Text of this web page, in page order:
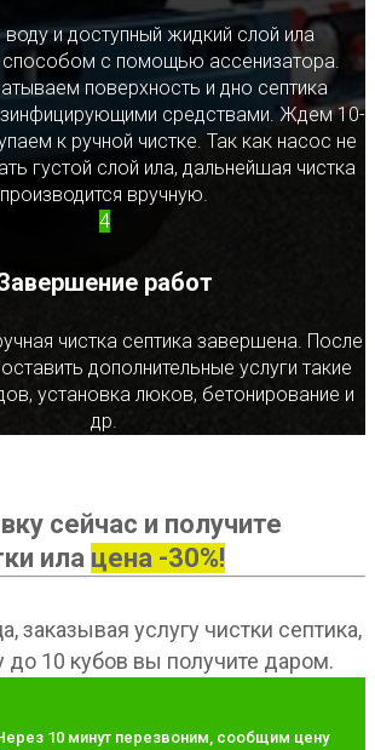
и доступный жидкий слой ила
способом с помощью ассенизатора.
поверхность и дно септика
средствами. Ждем 10-
к ручной чистке. Так как насос не
густой слой ила, дальнейшая чистка
производится вручную.
4
работ
чистка септика завершена. После
дополнительные услуги такие
установка люков, бетонирование и
др.
сейчас и получите
ила цена -30%!
заказывая услугу чистки септика,
до 10 кубов вы получите даром.
10 минут перезвоним, сообщим цену